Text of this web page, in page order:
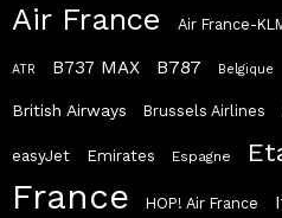
Air France Air France-
ATR B737 MAX B787 Belgique
British Airways Brussels Airlines
easyJet Emirates Espagne
France HOP! Air France